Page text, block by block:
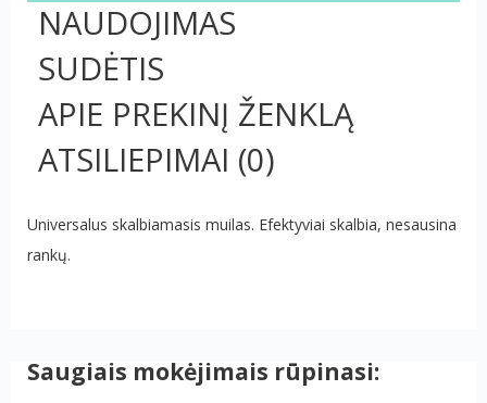
NAUDOJIMAS
SUDĖTIS
APIE PREKINĮ ŽENKLĄ
ATSILIEPIMAI (0)
Universalus skalbiamasis muilas. Efektyviai skalbia, nesausina
rankų.
Saugiais mokėjimais rūpinasi: